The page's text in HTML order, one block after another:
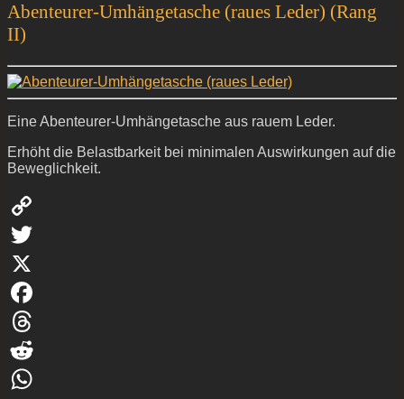
Abenteurer-Umhängetasche (raues Leder) (Rang
II)
Eine Abenteurer-Umhängetasche aus rauem Leder.
Erhöht die Belastbarkeit bei minimalen Auswirkungen auf die
Beweglichkeit.
Copy
Link
Twitter
X
Facebook
Threads
Reddit